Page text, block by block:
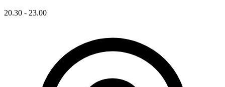
20.30 - 23.00